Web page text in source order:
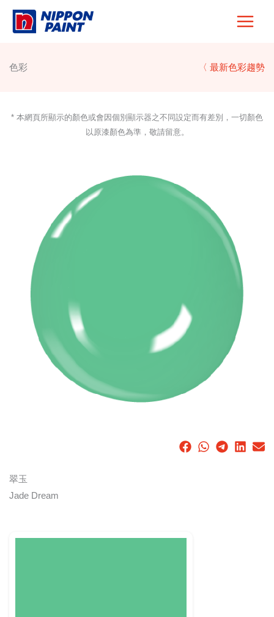
Skip
色彩 〈 最新色彩趨勢
* 本網頁所顯示的顏色或會因個別顯示器之不同設定而有差別，一切顏色
以原漆顏色為準，敬請留意。
翠玉
Jade Dream